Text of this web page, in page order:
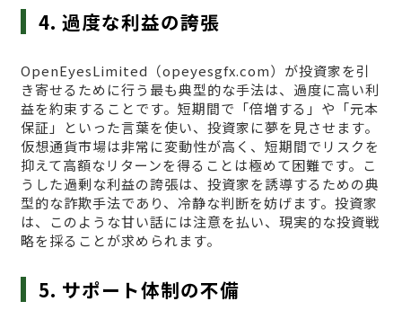
4. 過度な利益の誇張
OpenEyesLimited（opeyesgfx.com）が投資家を引
き寄せるために行う最も典型的な手法は、過度に高い利
益を約束することです。短期間で「倍増する」や「元本
保証」といった言葉を使い、投資家に夢を見させます。
仮想通貨市場は非常に変動性が高く、短期間でリスクを
抑えて高額なリターンを得ることは極めて困難です。こ
うした過剰な利益の誇張は、投資家を誘導するための典
型的な詐欺手法であり、冷静な判断を妨げます。投資家
は、このような甘い話には注意を払い、現実的な投資戦
略を採ることが求められます。
5. サポート体制の不備